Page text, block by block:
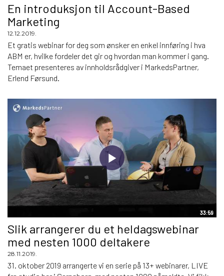
En introduksjon til Account-Based
Marketing
12.12.2019.
Et gratis webinar for deg som ønsker en enkel innføring i hva
ABM er, hvilke fordeler det gir og hvordan man kommer i gang.
Temaet presenteres av innholdsrådgiver i MarkedsPartner,
Erlend Førsund.
33:59
Slik arrangerer du et heldagswebinar
med nesten 1000 deltakere
28.11.2019.
31. oktober 2019 arrangerte vi en serie på 13+ webinarer, LIVE